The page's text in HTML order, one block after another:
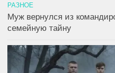
РАЗНОЕ
Муж вернулся из
семейную тайну